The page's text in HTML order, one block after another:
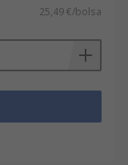
25,49 €/bolsa